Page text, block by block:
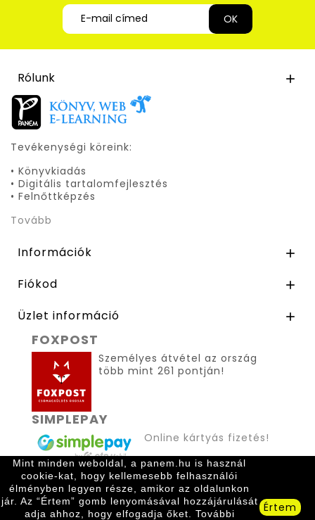
Rólunk 
Tevékenységi köreink:
• Könyvkiadás
• Digitális tartalomfejlesztés
• Felnőttképzés
Tovább
Információk 
Fiókod 
Üzlet információ 
FOXPOST
Személyes átvétel az ország
több mint 261 pontján!
SIMPLEPAY
Online kártyás fizetés!
Mint minden weboldal, a panem.hu is használ
cookie-kat, hogy kellemesebb felhasználói
élményben legyen része, amikor az oldalunkon
jár. Az “Értem” gomb lenyomásával hozzájárulását
adja ahhoz, hogy elfogadja őket. További
Értem